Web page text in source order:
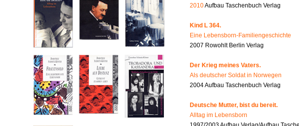
2010Aufbau Taschenbuch Verlag
Kind L 364.
Eine Lebensborn-Familiengeschichte
2007 Rowohlt Berlin Verlag
Der Krieg meines Vaters.
Als deutscher Soldat in Norwegen
2004 Aufbau Taschenbuch Verlag
Deutsche Mutter, bist du bereit.
Alltag im Lebensborn